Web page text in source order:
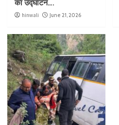
का उद्घाटन….
hinwali June 21, 2026